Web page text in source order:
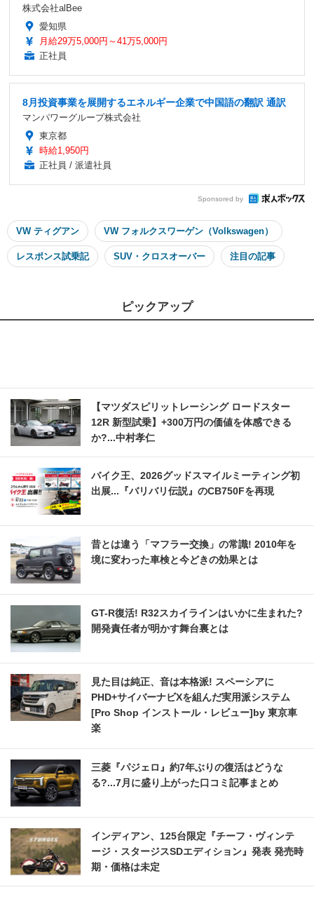
株式会社alBee
愛知県
月給29万5,000円～41万5,000円
正社員
8月投資事業を展開するエネルギー企業で中国語の翻訳 通訳
マンパワーグループ株式会社
東京都
時給1,950円
正社員 / 派遣社員
Sponsored by
VW ティグアン VW フォルクスワーゲン（Volkswagen）
レスポンス試乗記 SUV・クロスオーバー 注目の記事
ピックアップ
【マツダスピリットレーシング ロードスター
12R 新型試乗】+300万円の価値を体感できる
か?...中村孝仁
バイク王、2026グッドスマイルミーティング初
出展...『バリバリ伝説』のCB750Fを再現
昔とは違う「マフラー交換」の常識! 2010年を
境に変わった車検と今どきの効果とは
GT-R復活! R32スカイラインはいかに生まれた?
開発責任者が明かす舞台裏とは
見た目は純正、音は本格派! スペーシアに
PHD+サイバーナビXを組んだ実用派システム
[Pro Shop インストール・レビュー]by 東京車
楽
三菱『パジェロ』約7年ぶりの復活はどうな
る?...7月に盛り上がった口コミ記事まとめ
インディアン、125台限定『チーフ・ヴィンテ
ージ・スタージスSDエディション』発表 発売時
期・価格は未定